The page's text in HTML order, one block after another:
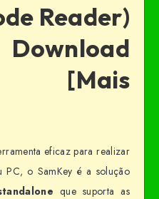
Reader)
[Mais
eficaz para realizar
PC, o SamKey é a solução
que suporta as